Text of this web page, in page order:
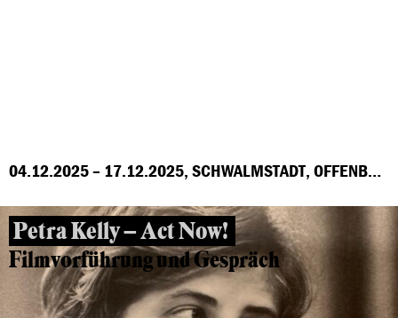
04.12.2025 – 17.12.2025, SCHWALMSTADT, OFFENBACH, MARBURG, FRANKFURT, GROSS-GERAU, HÖCHST
Petra Kelly – Act Now!
Filmvorführung und Gespräch